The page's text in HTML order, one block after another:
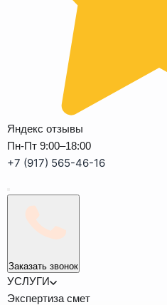
Яндекс отзывы
Пн-Пт 9:00–18:00
+7 (917) 565-46-16
Заказать звонок
УСЛУГИ
Экспертиза смет